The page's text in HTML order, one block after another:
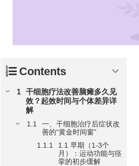
Contents
干细胞疗法改善脑瘫多久见
效？起效时间与个体差异详
解
一、干细胞治疗后症状改
善的“黄金时间窗”
1.1 早期（1-3个
月）：运动功能与痉
挛的初步缓解